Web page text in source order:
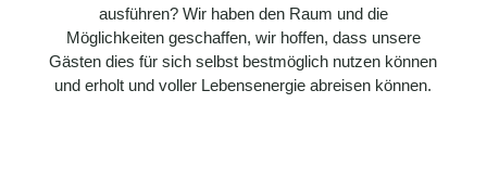
ausführen? Wir haben den Raum und die
Möglichkeiten geschaffen, wir hoffen, dass unsere
Gästen dies für sich selbst bestmöglich nutzen können
und erholt und voller Lebensenergie abreisen können.